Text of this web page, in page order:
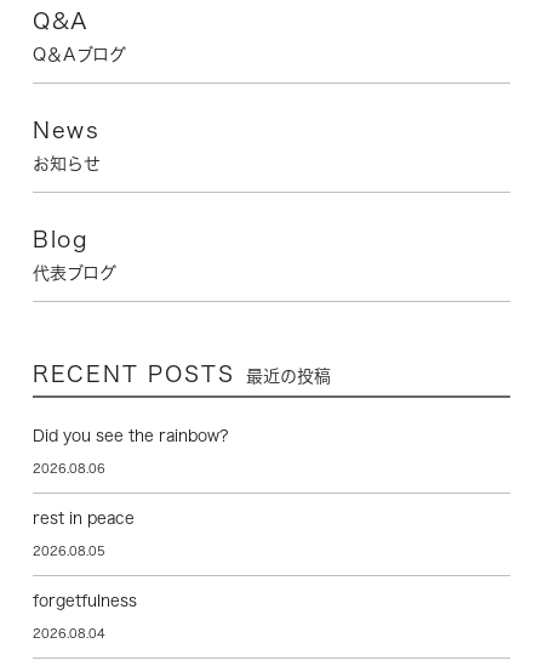
Q&A
Q＆Aブログ
News
お知らせ
Blog
代表ブログ
RECENT POSTS 最近の投稿
Did you see the rainbow?
2026.08.06
rest in peace
2026.08.05
forgetfulness
2026.08.04